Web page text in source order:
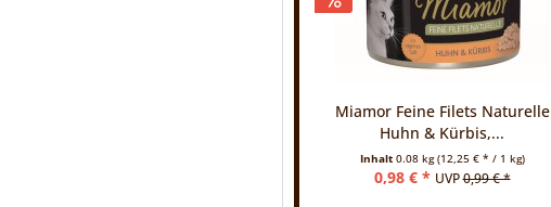
Miamor Feine Filets Naturelle
Huhn & Kürbis,...
Inhalt 0.08 kg(12,25 € * / 1 kg)
0,98 € * UVP0,99 € *